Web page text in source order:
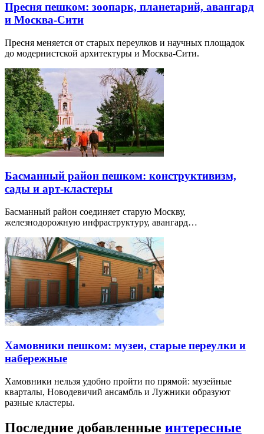
Пресня пешком: зоопарк, планетарий, авангард
и Москва-Сити
Пресня меняется от старых переулков и научных площадок
до модернистской архитектуры и Москва-Сити.
Басманный район пешком: конструктивизм,
сады и арт-кластеры
Басманный район соединяет старую Москву,
железнодорожную инфраструктуру, авангард…
Хамовники пешком: музеи, старые переулки и
набережные
Хамовники нельзя удобно пройти по прямой: музейные
кварталы, Новодевичий ансамбль и Лужники образуют
разные кластеры.
Последние добавленные интересные